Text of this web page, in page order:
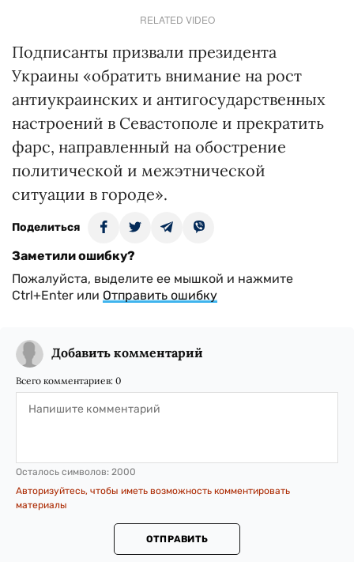
RELATED VIDEO
Подписанты призвали президента
Украины «обратить внимание на рост
антиукраинских и антигосударственных
настроений в Севастополе и прекратить
фарс, направленный на обострение
политической и межэтнической
ситуации в городе».
Поделиться
Заметили ошибку?
Пожалуйста, выделите ее мышкой и нажмите
Ctrl+Enter или Отправить ошибку
Добавить комментарий
Всего комментариев: 0
Осталось символов: 2000
Авторизуйтесь, чтобы иметь возможность комментировать
материалы
ОТПРАВИТЬ